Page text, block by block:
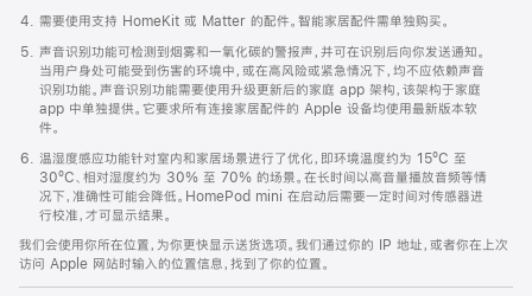
需要使用支持 HomeKit 或 Matter 的配件。智能家居配件需单独购买。
声音识别功能可检测到烟雾和一氧化碳的警报声，并可在识别后向你发送通知。
当用户身处可能受到伤害的环境中，或在高风险或紧急情况下，均不应依赖声音
识别功能。声音识别功能需要使用升级更新后的家庭 app 架构，该架构于家庭
app 中单独提供。它要求所有连接家居配件的 Apple 设备均使用最新版本软
件。
温湿度感应功能针对室内和家居场景进行了优化，即环境温度约为 15ºC 至
30ºC、相对湿度约为 30% 至 70% 的场景。在长时间以高音量播放音频等情
况下，准确性可能会降低。HomePod mini 在启动后需要一定时间对传感器进
行校准，才可显示结果。
我们会使用你所在位置，为你更快显示送货选项。我们通过你的 IP 地址，或者你在上次
访问 Apple 网站时输入的位置信息，找到了你的位置。